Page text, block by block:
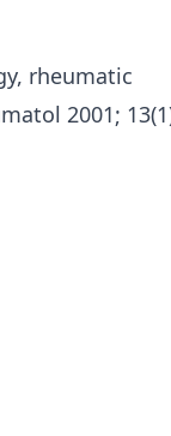
rheumatic
2001;